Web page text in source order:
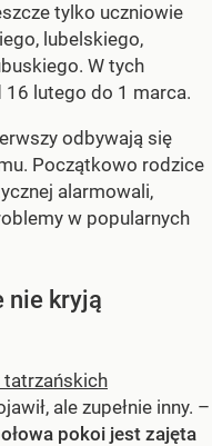
tylko uczniowie
lubelskiego,
W tych
lutego do 1 marca.
odbywają się
Początkowo rodzice
alarmowali,
w popularnych
nie kryją
ale zupełnie inny. –
pokoi jest zajęta